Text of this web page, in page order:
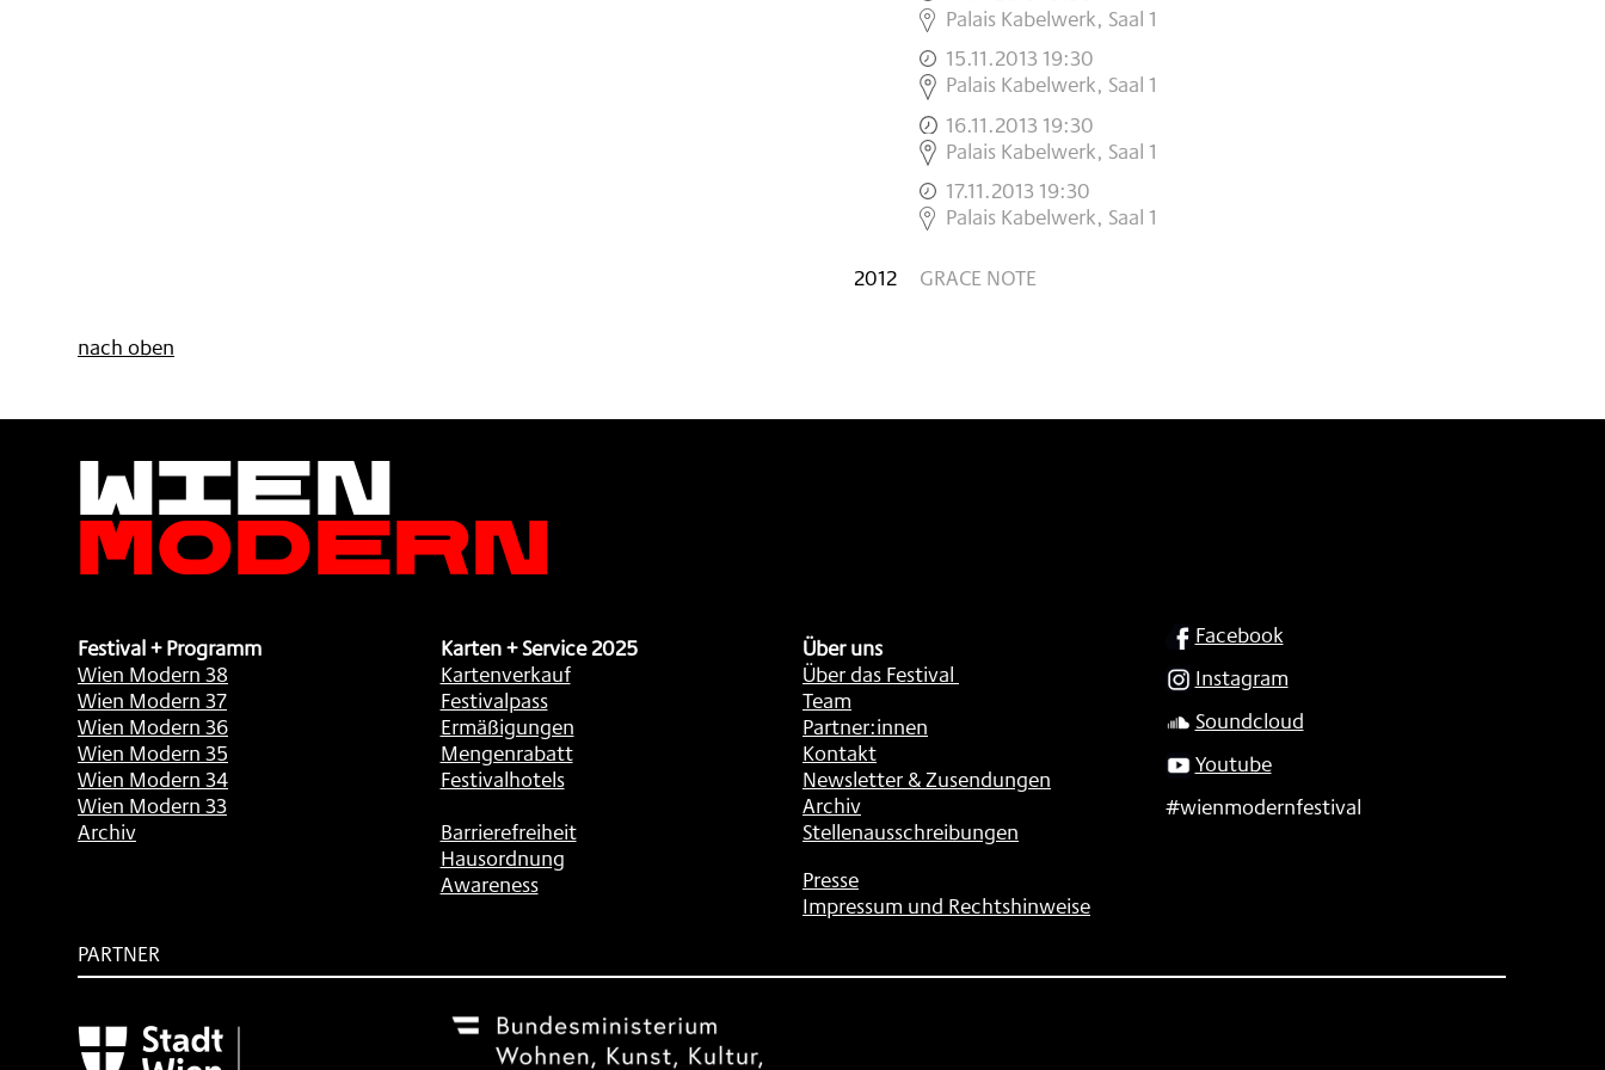
,
Palais Kabelwerk, Saal 1
15.11.2013 19:30
,
Palais Kabelwerk, Saal 1
16.11.2013 19:30
,
Palais Kabelwerk, Saal 1
17.11.2013 19:30
,
Palais Kabelwerk, Saal 1
2012
GRACE NOTE
nach oben
Wien
Modern
Festival + Programm
Wien Modern 38
Wien Modern 37
Wien Modern 36
Wien Modern 35
Wien Modern 34
Wien Modern 33
Archiv
Karten + Service 2025
Kartenverkauf
Festivalpass
Ermäßigungen
Mengenrabatt
Festivalhotels
Barrierefreiheit
Hausordnung
Awareness
Über uns
Über das Festival
Team
Partner:innen
Kontakt
Newsletter & Zusendungen
Archiv
Stellenausschreibungen
Presse
Impressum und Rechtshinweise
SOCIAL
Facebook
Instagram
Soundcloud
Youtube
#wienmodernfestival
PARTNER